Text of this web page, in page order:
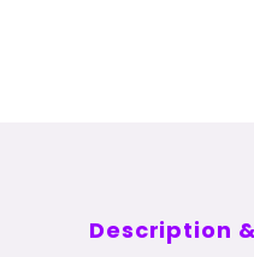
Description